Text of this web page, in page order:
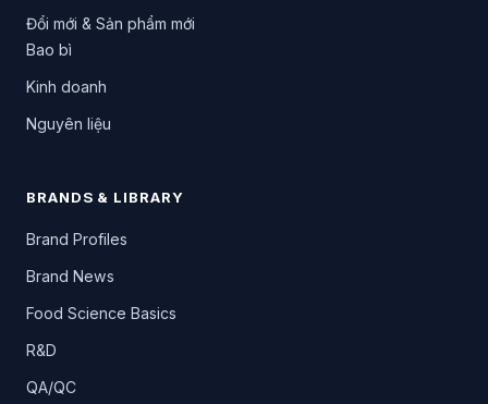
Đổi mới & Sản phẩm mới
Bao bì
Kinh doanh
Nguyên liệu
BRANDS & LIBRARY
Brand Profiles
Brand News
Food Science Basics
R&D
QA/QC